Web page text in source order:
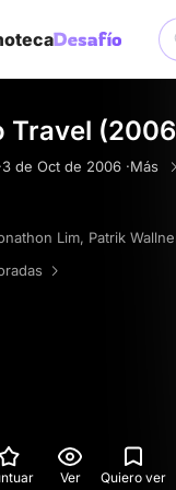
Travel
3 de Oct de 2006 ·Más
Lim, Patrik
Ver Quiero ver